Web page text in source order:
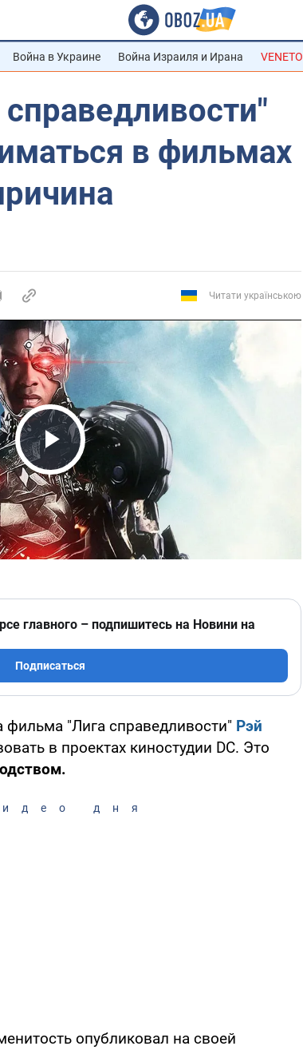
Война в Украине Война Израиля и Ирана VENETO
в фильмах
Читати українською
Play Video
главного – подпишитесь на Новини на
Подписаться
фильма "Лига справедливости" Рэй
в проектах киностудии DC. Это
дня
опубликовал на своей